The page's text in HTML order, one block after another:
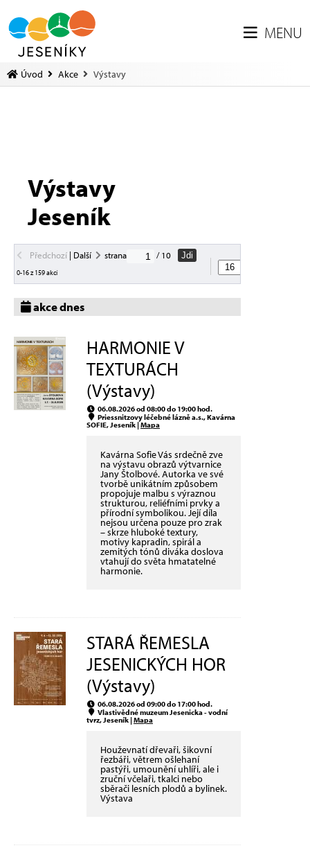
MENU
Úvod Akce Výstavy
Výstavy
Jeseník
Předchozí| Další strana / 10 Jdi
0-16 z 159 akcí
akce dnes
HARMONIE V
TEXTURÁCH
(Výstavy)
06.08.2026 od 08:00 do 19:00 hod.
Priessnitzovy léčebné lázně a.s., Kavárna
SOFIE, Jeseník |Mapa
Kavárna Sofie Vás srdečně zve
na výstavu obrazů výtvarnice
Jany Štolbové. Autorka ve své
tvorbě unikátním způsobem
propojuje malbu s výraznou
strukturou, reliéfními prvky a
přírodní symbolikou. Její díla
nejsou určena pouze pro zrak
– skrze hluboké textury,
motivy kapradin, spirál a
zemitých tónů diváka doslova
vtahují do světa hmatatelné
harmonie.
STARÁ ŘEMESLA
JESENICKÝCH HOR
(Výstavy)
06.08.2026 od 09:00 do 17:00 hod.
Vlastivědné muzeum Jesenicka - vodní
tvrz, Jeseník |Mapa
Houževnatí dřevaři, šikovní
řezbáři, větrem ošlehaní
pastýři, umounění uhlíři, ale i
zruční včelaři, tkalci nebo
sběrači lesních plodů a bylinek.
Výstava